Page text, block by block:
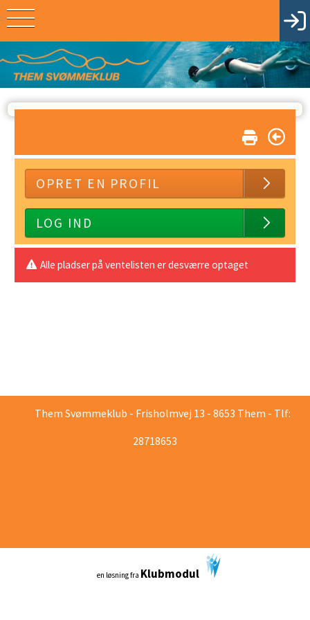
OPRET EN PROFIL
LOG IND
Alle pladser på ventelisten er desværre optaget
Them Svømmeklub - Frisholmvej 13 - 8653 Them - Tlf:
28718653
en løsning fra Klubmodul